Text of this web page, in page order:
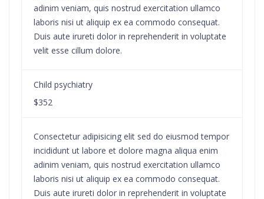
adinim veniam, quis nostrud exercitation ullamco
laboris nisi ut aliquip ex ea commodo consequat.
Duis aute irureti dolor in reprehenderit in voluptate
velit esse cillum dolore.
Child psychiatry
$352
Consectetur adipisicing elit sed do eiusmod tempor
incididunt ut labore et dolore magna aliqua enim
adinim veniam, quis nostrud exercitation ullamco
laboris nisi ut aliquip ex ea commodo consequat.
Duis aute irureti dolor in reprehenderit in voluptate